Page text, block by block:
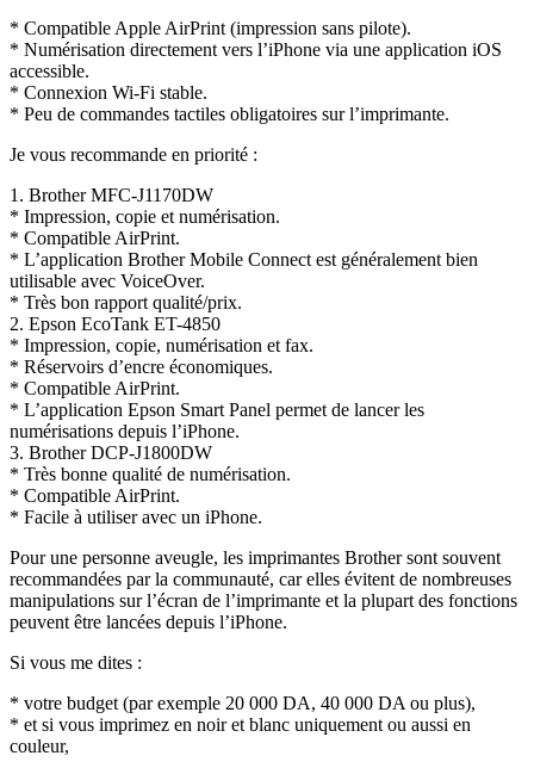
* Compatible Apple AirPrint (impression sans pilote).
* Numérisation directement vers l’iPhone via une application iOS
accessible.
* Connexion Wi-Fi stable.
* Peu de commandes tactiles obligatoires sur l’imprimante.
Je vous recommande en priorité :
1. Brother MFC-J1170DW
* Impression, copie et numérisation.
* Compatible AirPrint.
* L’application Brother Mobile Connect est généralement bien
utilisable avec VoiceOver.
* Très bon rapport qualité/prix.
2. Epson EcoTank ET-4850
* Impression, copie, numérisation et fax.
* Réservoirs d’encre économiques.
* Compatible AirPrint.
* L’application Epson Smart Panel permet de lancer les
numérisations depuis l’iPhone.
3. Brother DCP-J1800DW
* Très bonne qualité de numérisation.
* Compatible AirPrint.
* Facile à utiliser avec un iPhone.
Pour une personne aveugle, les imprimantes Brother sont souvent
recommandées par la communauté, car elles évitent de nombreuses
manipulations sur l’écran de l’imprimante et la plupart des fonctions
peuvent être lancées depuis l’iPhone.
Si vous me dites :
* votre budget (par exemple 20 000 DA, 40 000 DA ou plus),
* et si vous imprimez en noir et blanc uniquement ou aussi en
couleur,